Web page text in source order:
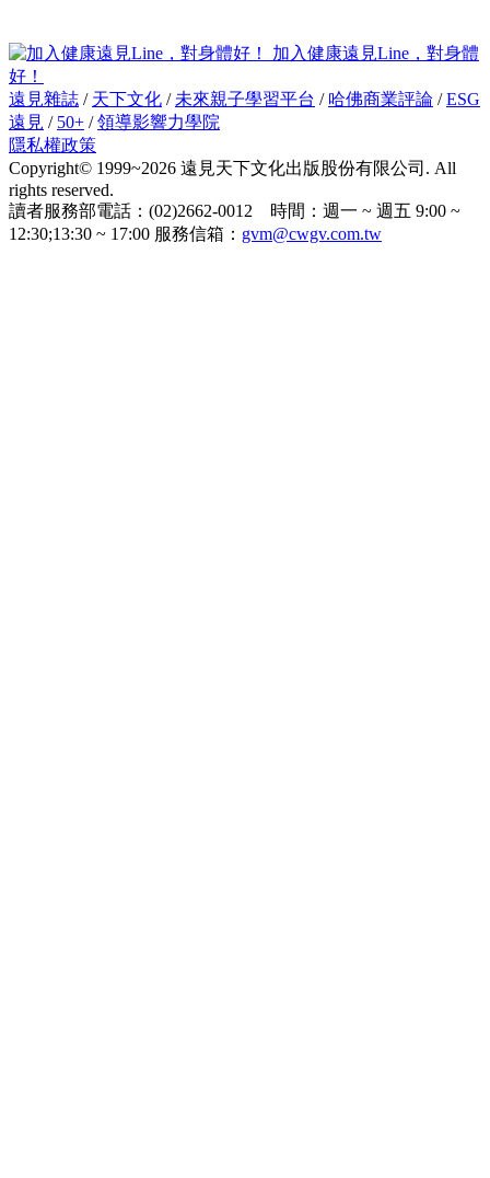
加入健康遠見Line，對身體
好！
遠見雜誌 / 天下文化 / 未來親子學習平台 / 哈佛商業評論 /ESG
遠見 / 50+ /領導影響力學院
隱私權政策
Copyright© 1999~2026 遠見天下文化出版股份有限公司. All
rights reserved.
讀者服務部電話：(02)2662-0012 時間：週一 ~ 週五 9:00 ~
12:30;13:30 ~ 17:00 服務信箱： gvm@cwgv.com.tw